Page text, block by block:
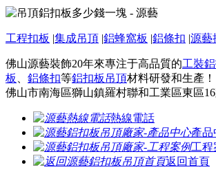
工程扣板 |集成吊頂 |鋁蜂窩板 |鋁條扣 |源藝
佛山源藝裝飾20年來專注于高品質的工裝
板
鋁條扣等鋁扣板吊頂材料研發和生產！
佛山市南海區獅山鎮羅村聯和工業區東區
熱線電話
產品
工程
返回首頁